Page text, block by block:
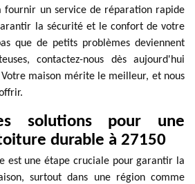
fournir un service de réparation rapide
la sécurité et le confort de votre
que de petits problèmes deviennent
contactez-nous dès aujourd'hui
maison mérite le meilleur, et nous
solutions pour une
durable à 27150
est une étape cruciale pour garantir la
surtout dans une région comme